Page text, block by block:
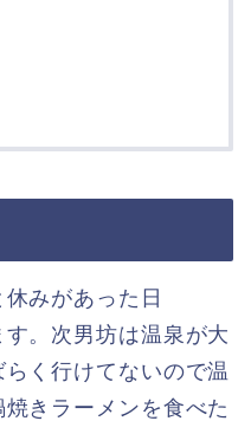
みがあった日
。次男坊は温泉が大
く行けてないので温
きラーメンを食べた